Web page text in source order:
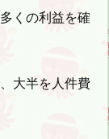
くの利益を確
大半を人件費